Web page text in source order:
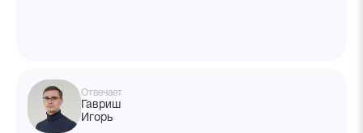
Отвечает
Гавриш
Игорь